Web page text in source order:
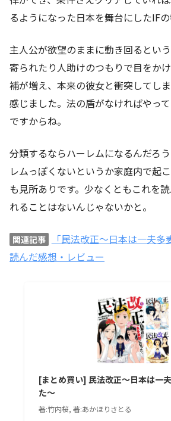
るようになった日本を舞台にしたIFの
主人公が欲望のままに動き回るとい
寄られたり人助けのつもりで目をか
補が増え、本来の彼女と衝突してし
感じました。法の盾がなければやっ
ですからね。
分類するならハーレムになるんだろ
レムっぽくないというか家庭内で起
も見所ありです。少なくともこれを
れることはないんじゃないかと。
関連記事
「民法改正～日本は一夫
読んだ感想・レビュー
[まとめ買い] 民法改正～日本は一
た～
著:竹内桜, 著:あかほりさとる